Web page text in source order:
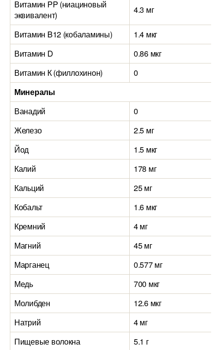
Витамин PP (ниациновый
эквивалент)
4.3 мг
Витамин B12 (кобаламины)
1.4 мкг
Витамин D
0.86 мкг
Витамин К (филлохинон)
0
Минералы
Ванадий
0
Железо
2.5 мг
Йод
1.5 мкг
Калий
178 мг
Кальций
25 мг
Кобальт
1.6 мкг
Кремний
4 мг
Магний
45 мг
Марганец
0.577 мг
Медь
700 мкг
Молибден
12.6 мкг
Натрий
4 мг
Пищевые волокна
5.1 г